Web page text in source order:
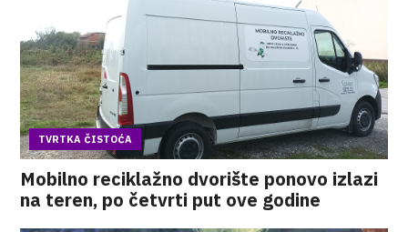
TVRTKA ČISTOĆA
Mobilno reciklažno dvorište ponovo izlazi
na teren, po četvrti put ove godine